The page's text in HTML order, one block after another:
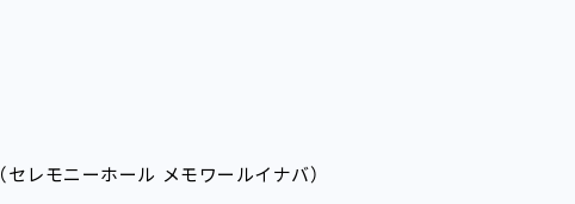
（セレモニーホール メモワールイナバ）